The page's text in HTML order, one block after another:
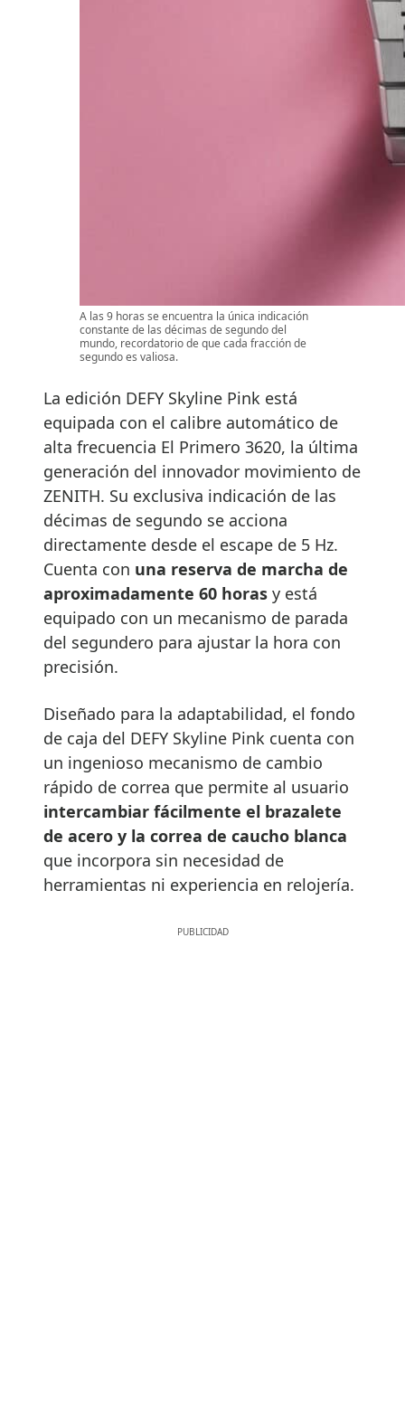
A las 9 horas se encuentra la única indicación
constante de las décimas de segundo del
mundo, recordatorio de que cada fracción de
segundo es valiosa.
La edición DEFY Skyline Pink está
equipada con el calibre automático de
alta frecuencia El Primero 3620, la última
generación del innovador movimiento de
ZENITH. Su exclusiva indicación de las
décimas de segundo se acciona
directamente desde el escape de 5 Hz.
Cuenta con una reserva de marcha de
aproximadamente 60 horas y está
equipado con un mecanismo de parada
del segundero para ajustar la hora con
precisión.
Diseñado para la adaptabilidad, el fondo
de caja del DEFY Skyline Pink cuenta con
un ingenioso mecanismo de cambio
rápido de correa que permite al usuario
intercambiar fácilmente el brazalete
de acero y la correa de caucho blanca
que incorpora sin necesidad de
herramientas ni experiencia en relojería.